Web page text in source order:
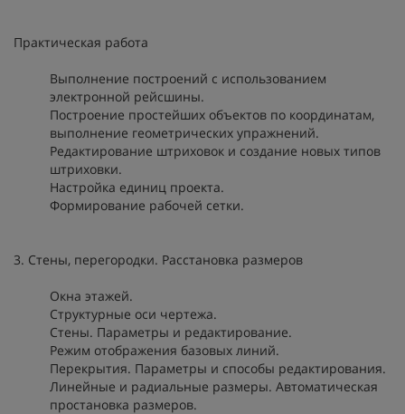
Практическая работа
Выполнение построений с использованием
электронной рейсшины.
Построение простейших объектов по координатам,
выполнение геометрических упражнений.
Редактирование штриховок и создание новых типов
штриховки.
Настройка единиц проекта.
Формирование рабочей сетки.
3. Стены, перегородки. Расстановка размеров
Окна этажей.
Структурные оси чертежа.
Стены. Параметры и редактирование.
Режим отображения базовых линий.
Перекрытия. Параметры и способы редактирования.
Линейные и радиальные размеры. Автоматическая
простановка размеров.